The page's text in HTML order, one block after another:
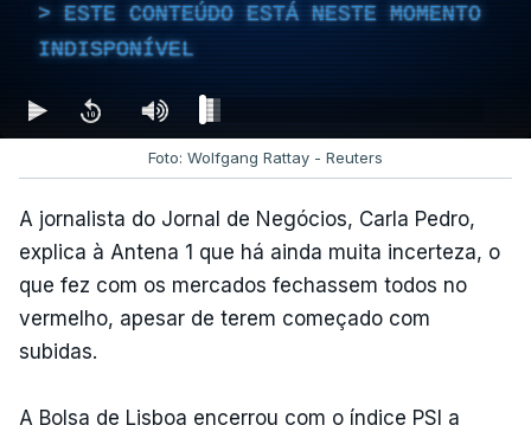
ESTE CONTEÚDO ESTÁ NESTE MOMENTO
INDISPONÍVEL
Foto: Wolfgang Rattay - Reuters
A jornalista do Jornal de Negócios, Carla Pedro,
explica à Antena 1 que há ainda muita incerteza, o
que fez com os mercados fechassem todos no
vermelho, apesar de terem começado com
subidas.
A Bolsa de Lisboa encerrou com o índice PSI a